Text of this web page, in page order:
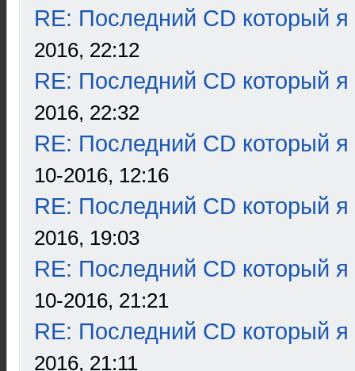
RE: Последний CD который я
2016, 22:12
RE: Последний CD который я
2016, 22:32
RE: Последний CD который я
10-2016, 12:16
RE: Последний CD который я
2016, 19:03
RE: Последний CD который я
10-2016, 21:21
RE: Последний CD который я
2016, 21:11